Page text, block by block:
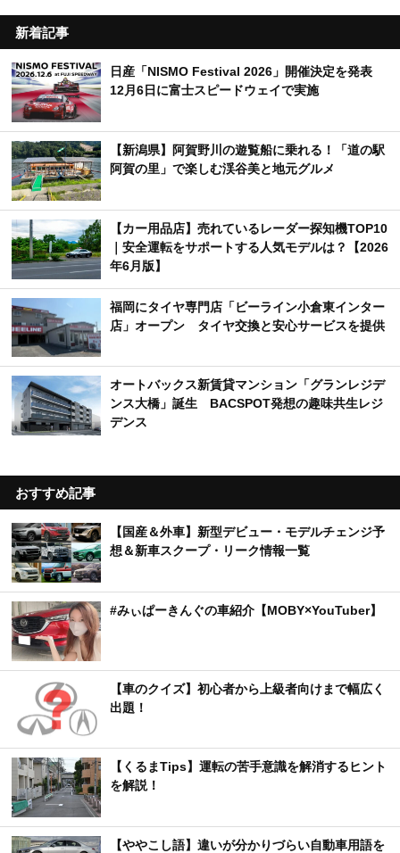
新着記事
日産「NISMO Festival 2026」開催決定を発表
12月6日に富士スピードウェイで実施
【新潟県】阿賀野川の遊覧船に乗れる！「道の駅
阿賀の里」で楽しむ渓谷美と地元グルメ
【カー用品店】売れているレーダー探知機TOP10
｜安全運転をサポートする人気モデルは？【2026
年6月版】
福岡にタイヤ専門店「ビーライン小倉東インター
店」オープン タイヤ交換と安心サービスを提供
オートバックス新賃貸マンション「グランレジデ
ンス大橋」誕生 BACSPOT発想の趣味共生レジ
デンス
おすすめ記事
【国産＆外車】新型デビュー・モデルチェンジ予
想＆新車スクープ・リーク情報一覧
#みぃぱーきんぐの車紹介【MOBY×YouTuber】
【車のクイズ】初心者から上級者向けまで幅広く
出題！
【くるまTips】運転の苦手意識を解消するヒント
を解説！
【ややこし語】違いが分かりづらい自動車用語を